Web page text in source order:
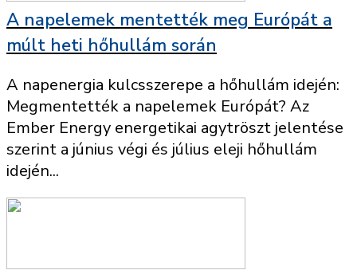
A napelemek mentették meg Európát a
múlt heti hőhullám során
A napenergia kulcsszerepe a hőhullám idején:
Megmentették a napelemek Európát? Az
Ember Energy energetikai agytröszt jelentése
szerint a június végi és július eleji hőhullám
idején...